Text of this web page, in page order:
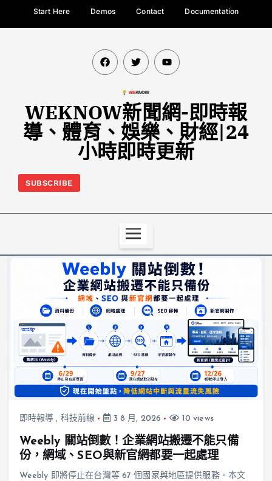
Start Here Demos Contact Documentation
WEKNOW新聞網-即時報
導、體育、娛樂、財經|24
小時即時更新
SUBSCRIBE
即時報導 , 科技前線 3 8 月, 2026 10 views
Weebly 關站倒數！企業網站搬遷不能只備
份，網域、SEO與新官網都要一起處理
Weebly 即將停止在台灣等 67 個國家與地區提供服務。本文